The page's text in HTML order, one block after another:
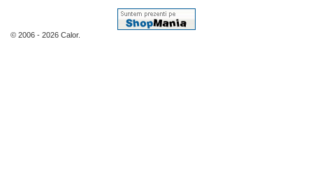
© 2006 - 2026 Calor.